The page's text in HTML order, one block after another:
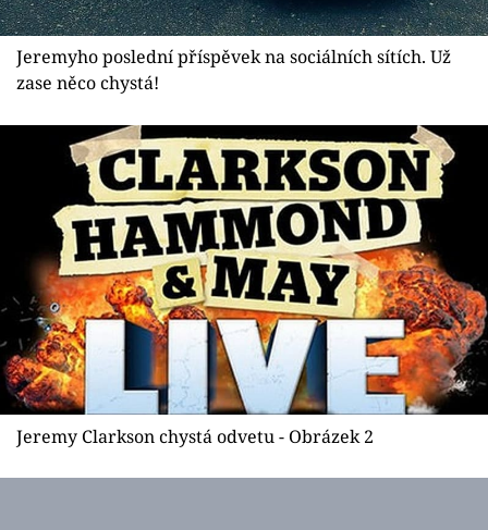
Videa
Přihlášení
Sledujte nás
Jeremyho poslední příspěvek na sociálních sítích. Už
zase něco chystá!
Jeremy Clarkson chystá odvetu - Obrázek 2